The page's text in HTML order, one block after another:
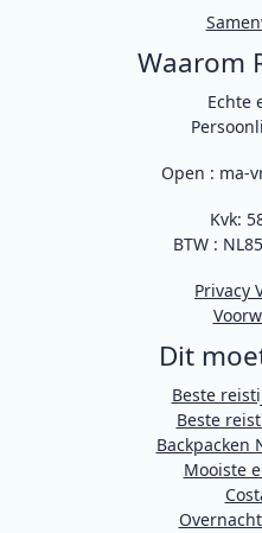
Waarom
Echte
Open : ma-
Kvk:
BTW :
Privacy
Dit
Beste
Beste
Backpacken
Mooiste